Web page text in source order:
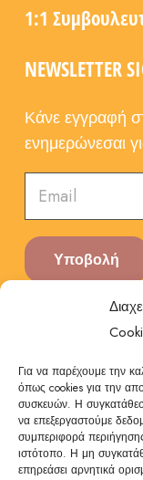
Για να παρέχουμε την
όπως cookies για την
συσκευών. Η
να επεξεργαστούμε
συμπεριφορά
ιστότοπο. Η μη
επηρεάσει αρνητικά
1:1
NEWSLETTER
Κάνε εγγραφή
ενημερώνεσαι
Υποβολή
© 2026